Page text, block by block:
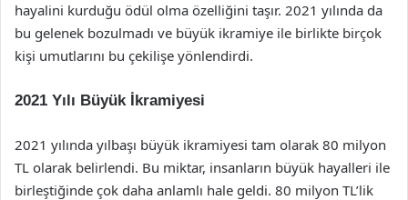
hayalini kurduğu ödül olma özelliğini taşır. 2021 yılında da
bu gelenek bozulmadı ve büyük ikramiye ile birlikte birçok
kişi umutlarını bu çekilişe yönlendirdi.
2021 Yılı Büyük İkramiyesi
2021 yılında yılbaşı büyük ikramiyesi tam olarak 80 milyon
TL olarak belirlendi. Bu miktar, insanların büyük hayalleri ile
birleştiğinde çok daha anlamlı hale geldi. 80 milyon TL’lik